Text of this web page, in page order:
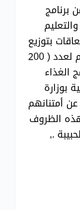
برنامج
بتوزيع
السلة الغذائية لشهر مايو للعام 2017 م لعدد ( 200
الغذاء
بوزارة
أمتنانهم
الظروف
.,